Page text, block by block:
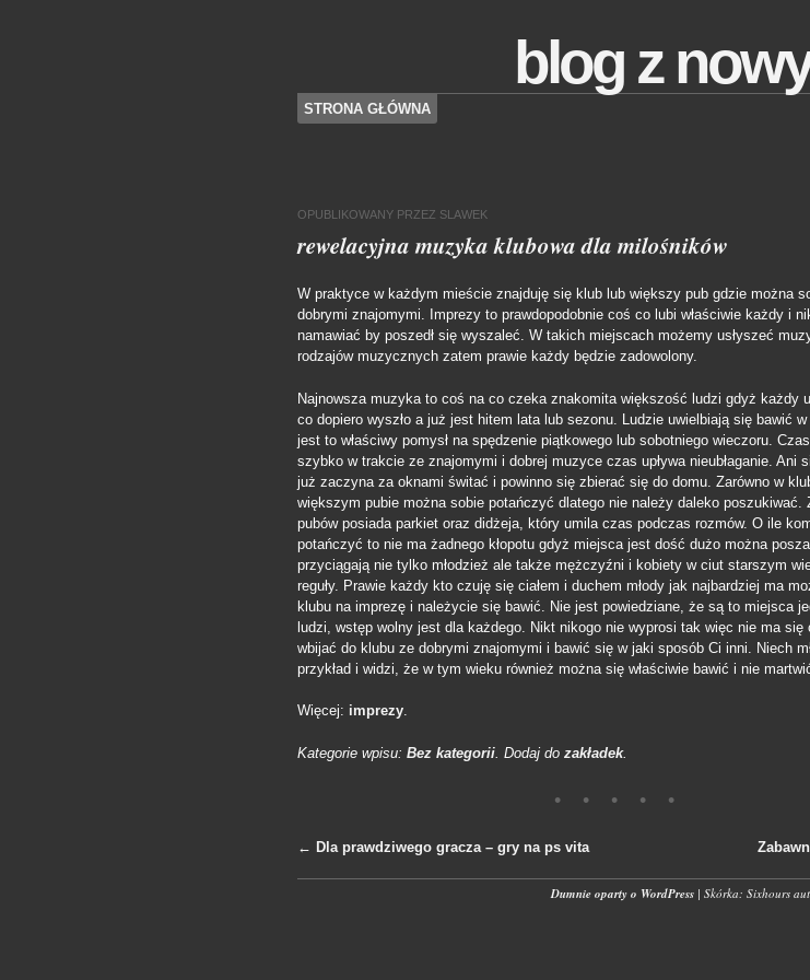
blog z
SKOCZ DO TREŚCI
STRONA GŁÓWNA
OPUBLIKOWANY PRZEZ SLAWEK
rewelacyjna muzyka klubowa dla milośników
W praktyce w każdym mieście znajduję się klub lub większy pub gdzie można
dobrymi znajomymi. Imprezy to prawdopodobnie coś co lubi właściwie każdy i
namawiać by poszedł się wyszaleć. W takich miejscach możemy usłyszeć
rodzajów muzycznych zatem prawie każdy będzie zadowolony.
Najnowsza muzyka to coś na co czeka znakomita większość ludzi gdyż każdy
co dopiero wyszło a już jest hitem lata lub sezonu. Ludzie uwielbiają się bawić
jest to właściwy pomysł na spędzenie piątkowego lub sobotniego wieczoru.
szybko w trakcie ze znajomymi i dobrej muzyce czas upływa nieubłaganie. Ani
już zaczyna za oknami świtać i powinno się zbierać się do domu. Zarówno w
większym pubie można sobie potańczyć dlatego nie należy daleko poszukiwać.
pubów posiada parkiet oraz didżeja, który umila czas podczas rozmów. O ile
potańczyć to nie ma żadnego kłopotu gdyż miejsca jest dość dużo można
przyciągają nie tylko młodzież ale także mężczyźni i kobiety w ciut starszym
reguły. Prawie każdy kto czuję się ciałem i duchem młody jak najbardziej ma
klubu na imprezę i należycie się bawić. Nie jest powiedziane, że są to miejsca
ludzi, wstęp wolny jest dla każdego. Nikt nikogo nie wyprosi tak więc nie ma się
wbijać do klubu ze dobrymi znajomymi i bawić się w jaki sposób Ci inni. Niech
przykład i widzi, że w tym wieku również można się właściwie bawić i nie
Więcej: imprezy.
Kategorie wpisu: Bez kategorii . Dodaj do zakładek.
Nawigacja po wpisach
← Dla prawdziwego gracza – gry na ps vita
Dumnie oparty o WordPress | Skórka: Sixhours